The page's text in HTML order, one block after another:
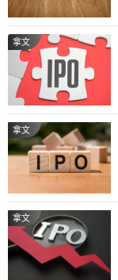
拿文
拿文
拿文